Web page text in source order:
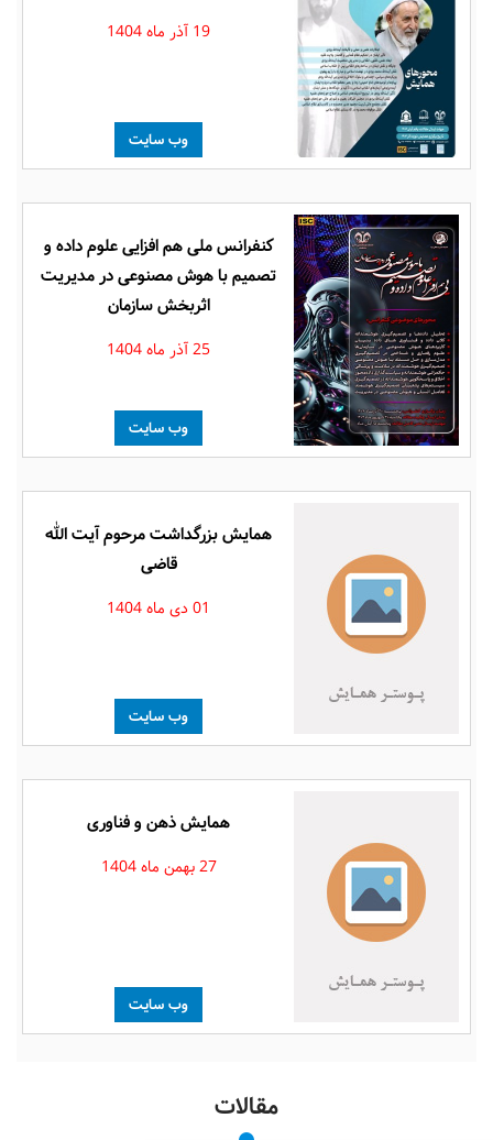
19 آذر ماه 1404
وب سایت
کنفرانس ملی هم افزایی علوم داده و
تصمیم با هوش مصنوعی در مدیریت
اثربخش سازمان
25 آذر ماه 1404
وب سایت
همایش بزرگداشت مرحوم آیت الله
قاضی
01 دی ماه 1404
وب سایت
همایش ذهن و فناوری
27 بهمن ماه 1404
وب سایت
مقالات